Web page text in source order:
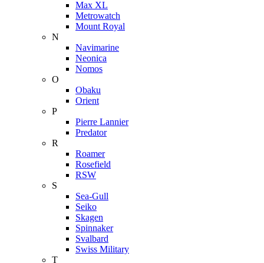
Max XL
Metrowatch
Mount Royal
N
Navimarine
Neonica
Nomos
O
Obaku
Orient
P
Pierre Lannier
Predator
R
Roamer
Rosefield
RSW
S
Sea-Gull
Seiko
Skagen
Spinnaker
Svalbard
Swiss Military
T